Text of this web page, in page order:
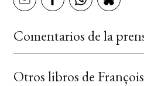
Comentarios de la
Otros libros de